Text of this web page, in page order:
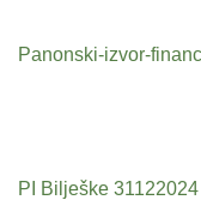
Panonski-izvor-
PI Bilješke 31122024